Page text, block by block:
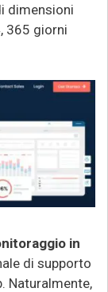
dimensioni
365 giorni
in
di supporto
Naturalmente,